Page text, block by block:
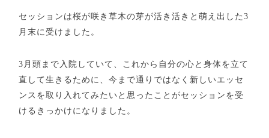
セッションは桜が咲き草木の芽が活き活きと萌え出した3
月末に受けました。
3 月頭まで入院していて、これから自分の心と身体を立て
直して生きるために、今まで通りではなく新しいエッセ
ンスを取り入れてみたいと思ったことがセッションを受
けるきっかけになりました。